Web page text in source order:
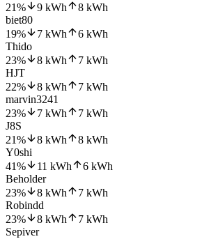
21% 9 kWh 8 kWh
biet80
19% 7 kWh 6 kWh
Thido
23% 8 kWh 7 kWh
HJT
22% 8 kWh 7 kWh
marvin3241
23% 7 kWh 7 kWh
J8S
21% 8 kWh 8 kWh
Y0shi
41% 11 kWh 6 kWh
Beholder
23% 8 kWh 7 kWh
Robindd
23% 8 kWh 7 kWh
Sepiver